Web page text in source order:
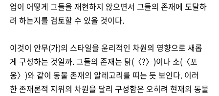
업이 어떻게 그들을 재현하지 않으면서 그들의 존재에 도달하
려 하는지를 검토할 수 있을 것이다.
이것이 안무(가)의 스타일을 윤리적인 차원의 영향으로 새롭
게 구성하는 것일까. 그들의 존재는 닭(〈?〉)이나 소(〈포
옹〉)와 같이 동물 존재의 알레고리를 띠는 듯 보인다. 이러
한 존재론적 지위의 차원을 달리 구성함은 오히려 현재의 동물